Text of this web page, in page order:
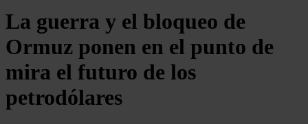
La guerra y el bloqueo de
Ormuz ponen en el punto de
mira el futuro de los
petrodólares